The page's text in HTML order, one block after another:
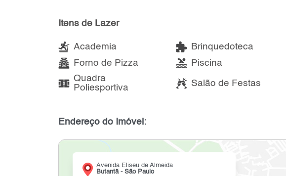
Itens de Lazer
Academia Brinquedoteca
Forno de Pizza
Piscina
Quadra
Poliesportiva
Salão de Festas
Endereço do Imóvel:
Avenida Eliseu de Almeida
Butantã - São Paulo